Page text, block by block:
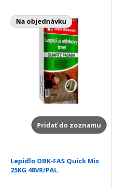
Na objednávku
Pridať do zoznamu
Lepidlo DBK-FAS Quick Mix
25KG 48VR/PAL.